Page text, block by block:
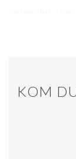
skydedøre.
det centrale
KOM